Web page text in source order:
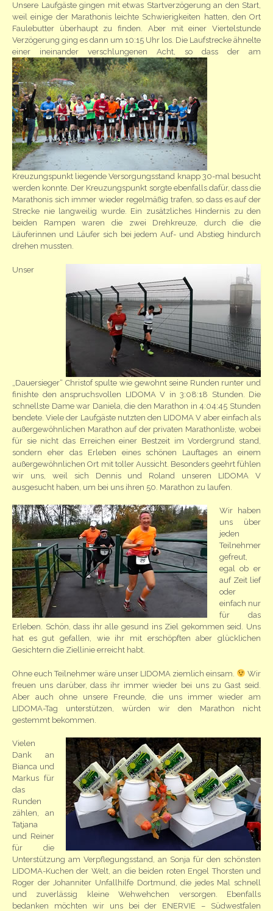
Unsere Laufgäste gingen mit etwas Startverzögerung an den Start,
weil einige der Marathonis leichte Schwierigkeiten hatten, den Ort
Faulebutter überhaupt zu finden. Aber mit einer Viertelstunde
Verzögerung ging es dann um 10:15 Uhr los. Die Laufstrecke ähnelte
einer ineinander verschlungenen Acht, so dass der am
Kreuzungspunkt liegende Versorgungsstand knapp 30-mal besucht
werden konnte. Der Kreuzungspunkt sorgte ebenfalls dafür, dass die
Marathonis sich immer wieder regelmäßig trafen, so dass es auf der
Strecke nie langweilig wurde. Ein zusätzliches Hindernis zu den
beiden Rampen waren die zwei Drehkreuze, durch die die
Läuferinnen und Läufer sich bei jedem Auf- und Abstieg hindurch
drehen mussten.
Unser
„Dauersieger“ Christof spulte wie gewohnt seine Runden runter und
finishte den anspruchsvollen LIDOMA V in 3:08:18 Stunden. Die
schnellste Dame war Daniela, die den Marathon in 4:04:45 Stunden
bendete. Viele der Laufgäste nutzten den LIDOMA V aber einfach als
außergewöhnlichen Marathon auf der privaten Marathonliste, wobei
für sie nicht das Erreichen einer Bestzeit im Vordergrund stand,
sondern eher das Erleben eines schönen Lauftages an einem
außergewöhnlichen Ort mit toller Aussicht. Besonders geehrt fühlen
wir uns, weil sich Dennis und Roland unseren LIDOMA V
ausgesucht haben, um bei uns ihren 50. Marathon zu laufen.
Wir haben
uns über
jeden
Teilnehmer
gefreut,
egal ob er
auf Zeit lief
oder
einfach nur
für das
Erleben. Schön, dass ihr alle gesund ins Ziel gekommen seid. Uns
hat es gut gefallen, wie ihr mit erschöpften aber glücklichen
Gesichtern die Ziellinie erreicht habt.
Ohne euch Teilnehmer wäre unser LIDOMA ziemlich einsam.
Wir
freuen uns darüber, dass ihr immer wieder bei uns zu Gast seid.
Aber auch ohne unsere Freunde, die uns immer wieder am
LIDOMA-Tag unterstützen, würden wir den Marathon nicht
gestemmt bekommen.
Vielen
Dank an
Bianca und
Markus für
das
Runden
zählen, an
Tatjana
und Reiner
für die
Unterstützung am Verpflegungsstand, an Sonja für den schönsten
LIDOMA-Kuchen der Welt, an die beiden roten Engel Thorsten und
Roger der Johanniter Unfallhilfe Dortmund, die jedes Mal schnell
und zuverlässig kleine Wehwehchen versorgen. Ebenfalls
bedanken möchten wir uns bei der ENERVIE – Südwestfalen